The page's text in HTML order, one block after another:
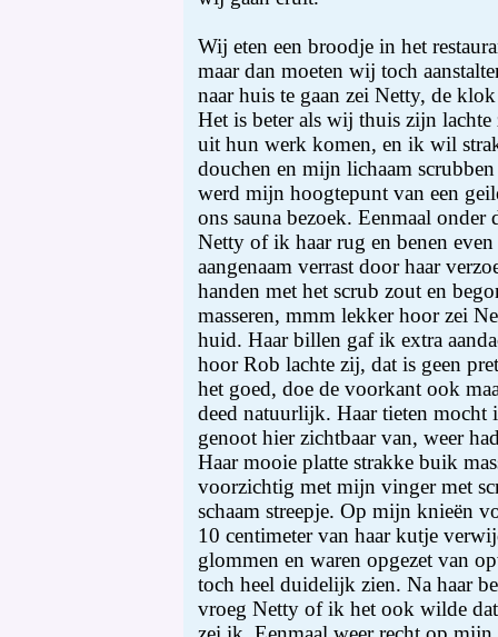
Wij eten een broodje in het
maar dan moeten wij toch
naar huis te gaan zei Netty, de
Het is beter als wij thuis zijn lachte
uit hun werk komen, en ik wil
douchen en mijn lichaam
werd mijn hoogtepunt van een
ons sauna bezoek. Eenmaal onder
Netty of ik haar rug en benen
aangenaam verrast door haar
handen met het scrub zout en
masseren, mmm lekker hoor zei
huid. Haar billen gaf ik extra
hoor Rob lachte zij, dat is geen
het goed, doe de voorkant ook
deed natuurlijk. Haar tieten mocht
genoot hier zichtbaar van, weer
Haar mooie platte strakke buik
voorzichtig met mijn vinger met
schaam streepje. Op mijn knieën
10 centimeter van haar kutje
glommen en waren opgezet van
toch heel duidelijk zien. Na haar
vroeg Netty of ik het ook wilde